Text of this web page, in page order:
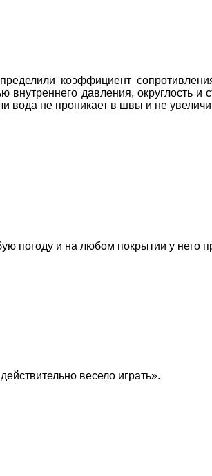
коэффициент сопротивления.
давления, округлость и
вода не проникает в швы и не
погоду и на любом покрытии у него
весело играть».